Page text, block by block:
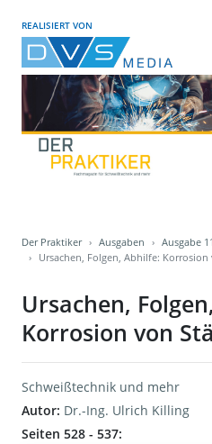
REALISIERT VON
Der Praktiker Ausgaben
Ausgabe
Ursachen, Folgen, Abhilfe:
Ursachen,
Korrosion von
Schweißtechnik und mehr
Autor: Dr.-Ing. Ulrich Killing
Seiten 528 - 537: